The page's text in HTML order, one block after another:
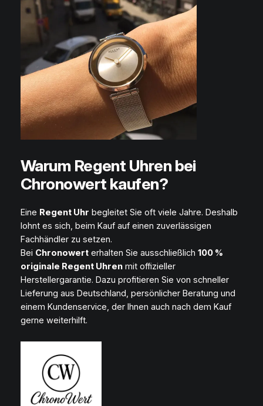
Warum Regent Uhren bei
Chronowert kaufen?
Eine Regent Uhr begleitet Sie oft viele Jahre. Deshalb
lohnt es sich, beim Kauf auf einen zuverlässigen
Fachhändler zu setzen.
Bei Chronowerterhalten Sie ausschließlich 100 %
originale Regent Uhrenmit offizieller
Herstellergarantie. Dazu profitieren Sie von schneller
Lieferung aus Deutschland, persönlicher Beratung und
einem Kundenservice, der Ihnen auch nach dem Kauf
gerne weiterhilft.